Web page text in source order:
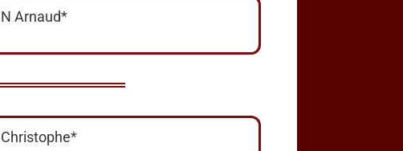
Arnaud*
Christophe*